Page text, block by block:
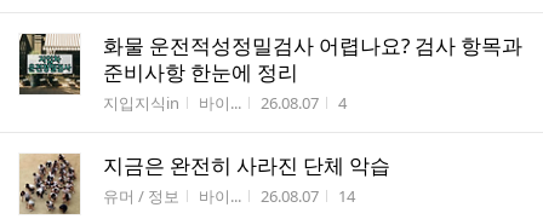
화물 운전적성정밀검사 어렵나요? 검사 항목과
준비사항 한눈에 정리
게시판명
지입지식in 작성자
바이... 작성시간
26.08.07 조회수
4
지금은 완전히 사라진 단체 악습
게시판명
유머 / 정보 작성자
바이... 작성시간
26.08.07 조회수
14